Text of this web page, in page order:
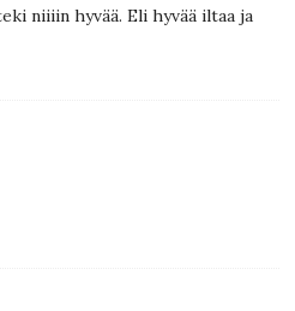
niiiin hyvää. Eli hyvää iltaa ja